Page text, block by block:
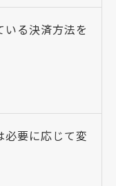
る決済方法を
必要に応じて変